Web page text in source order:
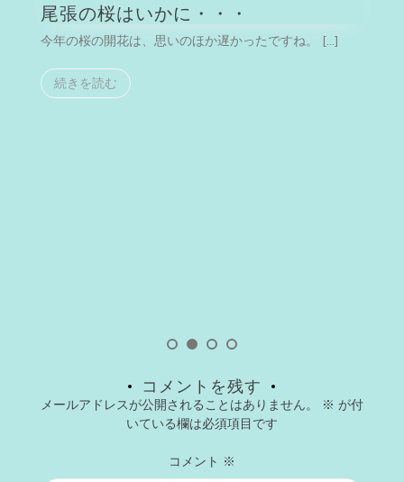
尾張の桜はいかに・・・
今年の桜の開花は、思いのほか遅かったですね。 […]
続きを読む
コメントを残す
メールアドレスが公開されることはありません。 ※ が付
いている欄は必須項目です
コメント ※